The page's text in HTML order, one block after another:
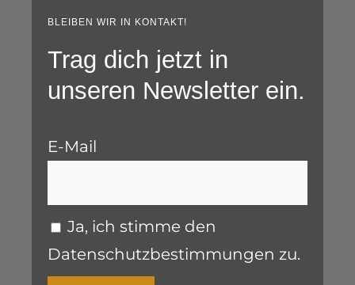
BLEIBEN WIR IN KONTAKT!
Trag dich jetzt in
unseren Newsletter ein.
E-Mail
Ja, ich stimme den
Datenschutzbestimmungen zu.